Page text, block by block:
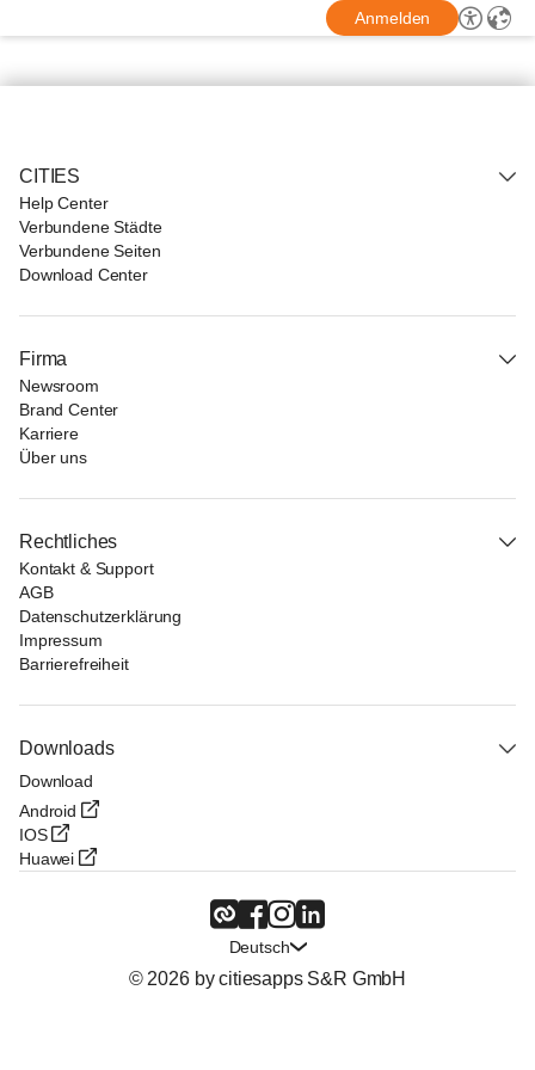
Anmelden
CITIES
Help Center
Verbundene Städte
Verbundene Seiten
Download Center
Firma
Newsroom
Brand Center
Karriere
Über uns
Rechtliches
Kontakt & Support
AGB
Datenschutzerklärung
Impressum
Barrierefreiheit
Downloads
Download
Android
IOS
Huawei
Deutsch
© 2026 by citiesapps S&R GmbH